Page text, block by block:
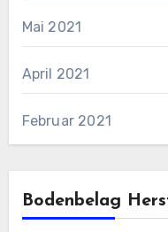
Mai 2021
April 2021
Februar 2021
Bodenbelag